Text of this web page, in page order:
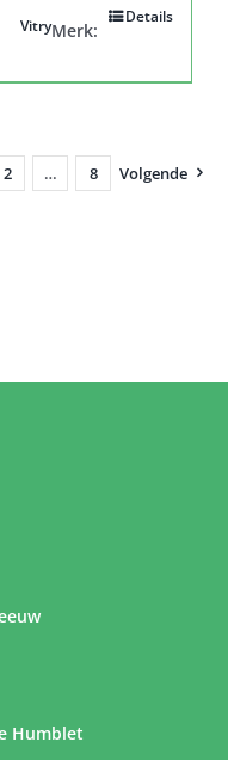
Details
Merk:
Vitry
2 … 8 Volgende
Humblet